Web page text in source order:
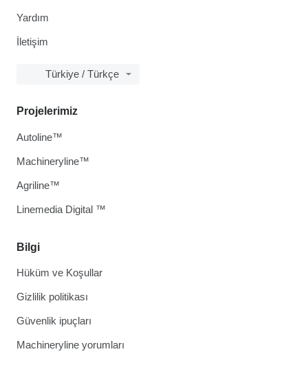
Yardım
İletişim
Türkiye / Türkçe
Bilgi
Hüküm ve Koşullar
Gizlilik politikası
Güvenlik ipuçları
Machineryline yorumları
Projelerimiz
Autoline™
Machineryline™
Agriline™
Linemedia Digital ™